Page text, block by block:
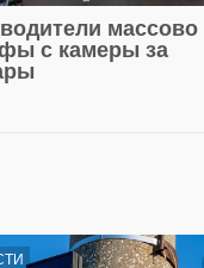
массово
с камеры за